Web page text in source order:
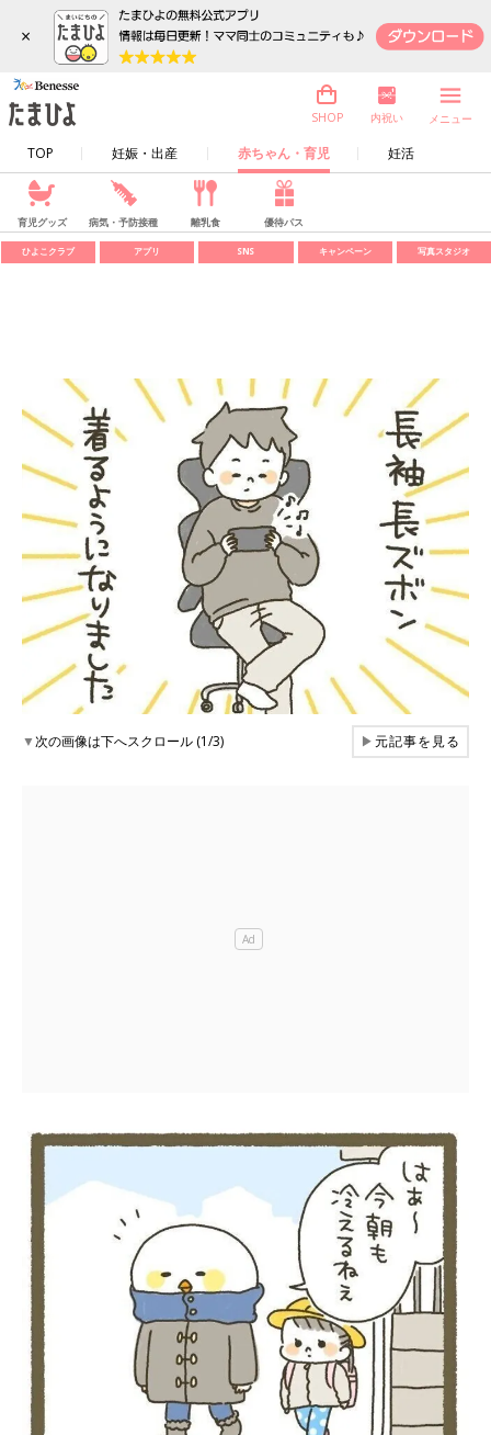
×
TOP 妊娠・出産 赤ちゃん・育児 妊活
SHOP 内祝い メニュー
育児グッズ 病気・予防接種 離乳食 優待パス
ひよこクラブ アプリ SNS キャンペーン 写真スタジオ
▼次の画像は下へスクロール (1/3) ▶元記事を見る